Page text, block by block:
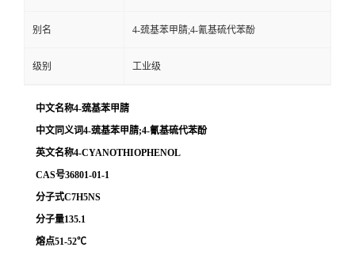
别名 4-巯基苯甲腈;4-氰基硫代苯酚
级别 工业级
中文名称4-巯基苯甲腈
中文同义词4-巯基苯甲腈;4-氰基硫代苯酚
英文名称4-CYANOTHIOPHENOL
CAS号36801-01-1
分子式C7H5NS
分子量135.1
熔点51-52℃